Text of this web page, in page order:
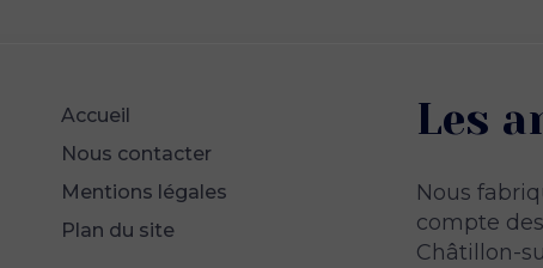
Accueil
Nous contacter
Mentions légales
Plan du site
Les
Nous
compte
Châtillon-